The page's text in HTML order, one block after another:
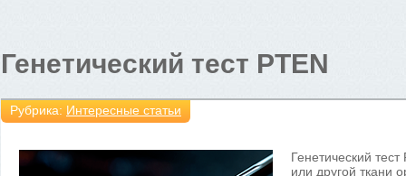
Генетический тест PTEN
Рубрика: Интересные статьи
Генетический
или другой ткани